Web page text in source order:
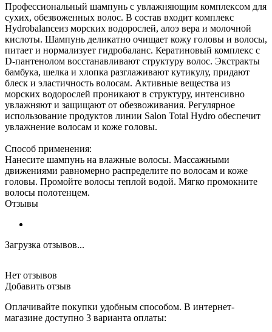
Профессиональный шампунь с увлажняющим комплексом для
сухих, обезвоженных волос. В состав входит комплекс
Hydrobalanceиз морских водорослей, алоэ вера и молочной
кислоты. Шампунь деликатно очищает кожу головы и волосы,
питает и нормализует гидробаланс. Кератиновый комплекс с
D-пантенолом восстанавливают структуру волос. Экстракты
бамбука, шелка и хлопка разглаживают кутикулу, придают
блеск и эластичность волосам. Активные вещества из
морских водорослей проникают в структуру, интенсивно
увлажняют и защищают от обезвоживания. Регулярное
использование продуктов линии Salon Total Hydro обеспечит
увлажнение волосам и коже головы.
Способ применения:
Нанесите шампунь на влажные волосы. Массажными
движениями равномерно распределите по волосам и коже
головы. Промойте волосы теплой водой. Мягко промокните
волосы полотенцем.
Отзывы
Загрузка отзывов...
Нет отзывов
Добавить отзыв
Оплачивайте покупки удобным способом. В интернет-
магазине доступно 3 варианта оплаты: